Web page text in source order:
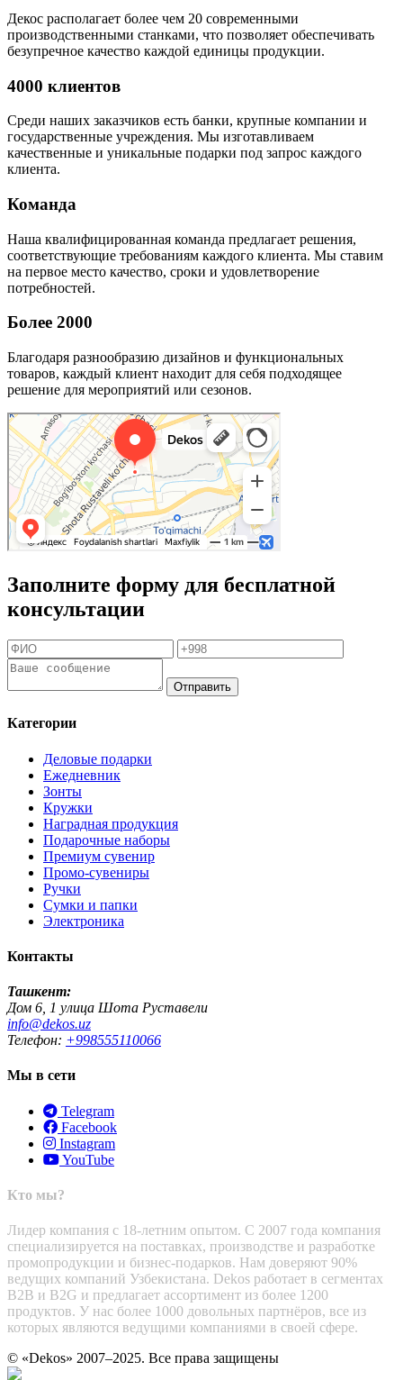
Декос располагает более чем 20 современными
производственными станками, что позволяет обеспечивать
безупречное качество каждой единицы продукции.
4000 клиентов
Среди наших заказчиков есть банки, крупные компании и
государственные учреждения. Мы изготавливаем
качественные и уникальные подарки под запрос каждого
клиента.
Команда
Наша квалифицированная команда предлагает решения,
соответствующие требованиям каждого клиента. Мы ставим
на первое место качество, сроки и удовлетворение
потребностей.
Более 2000
Благодаря разнообразию дизайнов и функциональных
товаров, каждый клиент находит для себя подходящее
решение для мероприятий или сезонов.
Заполните форму для бесплатной
консультации
Отправить
Категории
Деловые подарки
Ежедневник
Зонты
Кружки
Наградная продукция
Подарочные наборы
Премиум сувенир
Промо-сувениры
Ручки
Сумки и папки
Электроника
Контакты
Ташкент:
Дом 6, 1 улица Шота Руставели
info@dekos.uz
Телефон: +998555110066
Мы в сети
Telegram
Facebook
Instagram
YouTube
Кто мы?
Лидер компания с 18-летним опытом. С 2007 года компания
специализируется на поставках, производстве и разработке
промопродукции и бизнес-подарков. Нам доверяют 90%
ведущих компаний Узбекистана. Dekos работает в сегментах
B2B и B2G и предлагает ассортимент из более 1200
продуктов. У нас более 1000 довольных партнёров, все из
которых являются ведущими компаниями в своей сфере.
© «Dekos» 2007–2025. Все права защищены